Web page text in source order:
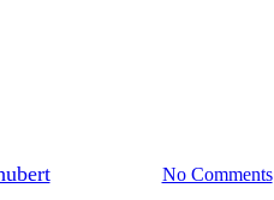
21. März 2013 No Comments